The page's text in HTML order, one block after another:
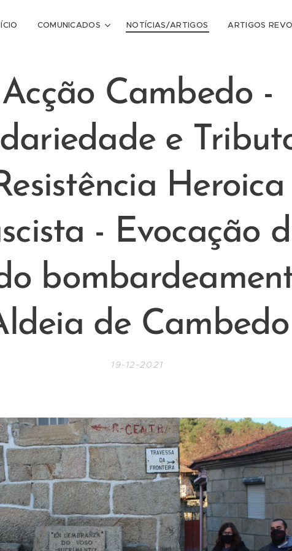
COMUNICADOS NOTÍCIAS/ARTIGOS ARTIGOS
Acção Cambedo -
e
Heroica
- Evocação
de Cambedo
19-12-2021